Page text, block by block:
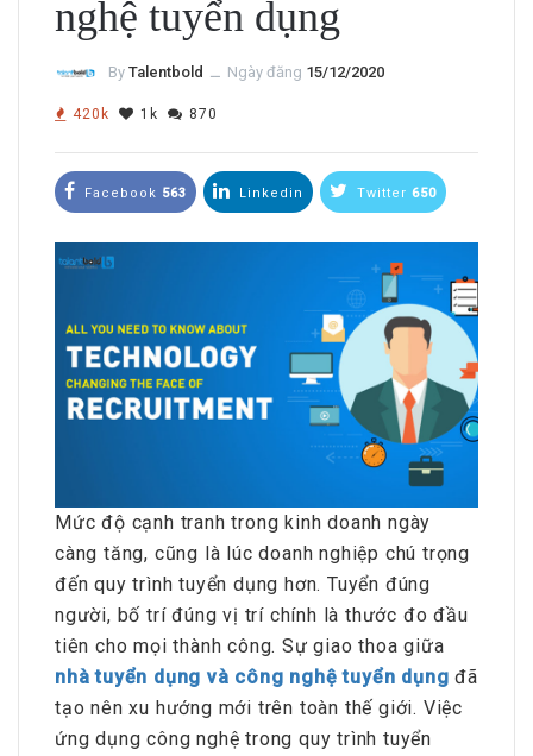
nghệ tuyển dụng
By Talentbold ــ Ngày đăng 15/12/2020
420k 1k 870
Facebook 563 Linkedin Twitter 650
Mức độ cạnh tranh trong kinh doanh ngày
càng tăng, cũng là lúc doanh nghiệp chú trọng
đến quy trình tuyển dụng hơn. Tuyển đúng
người, bố trí đúng vị trí chính là thước đo đầu
tiên cho mọi thành công. Sự giao thoa giữa
nhà tuyển dụng và công nghệ tuyển dụng đã
tạo nên xu hướng mới trên toàn thế giới. Việc
ứng dụng công nghệ trong quy trình tuyển